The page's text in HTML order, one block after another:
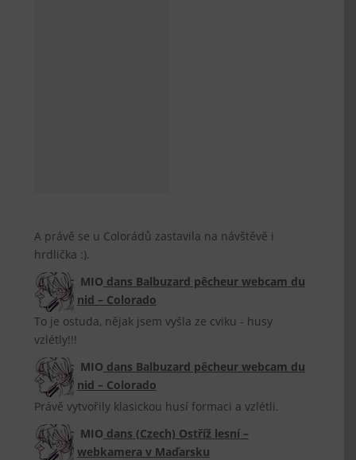
A právě se u Colorádů zastavila na návštěvě i
hrdlička :).
MIO dans Balbuzard pêcheur webcam du
nid – Colorado
To je ostuda, nějak jsem vyšla ze cviku - husy
vzlétly!!!
MIO dans Balbuzard pêcheur webcam du
nid – Colorado
Právě vytvořily klasickou husí formaci a vzlétli.
MIO dans (Czech) Ostříž lesní –
webkamera v Maďarsku